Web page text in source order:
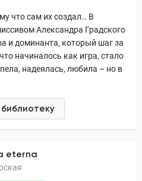
что сам их создал… В
Александра Градского
и доминанта, который шаг за
начиналось как игра, стало
надеялась, любила – но в
библиотеку
eterna